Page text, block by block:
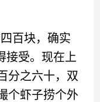
百块，确实
接受。现在上
分之六十，双
个虾子捞个外